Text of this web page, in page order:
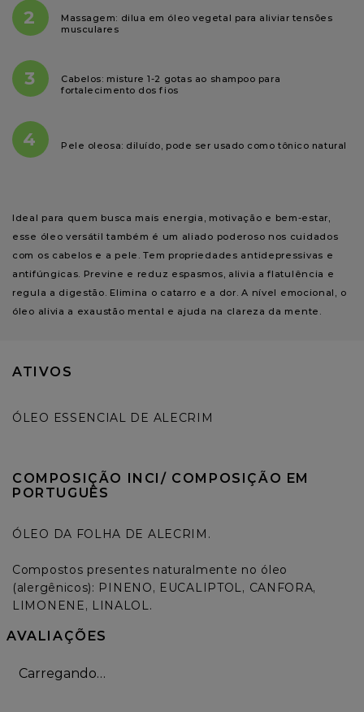
2
Massagem: dilua em óleo vegetal para aliviar tensões
musculares
3
Cabelos: misture 1-2 gotas ao shampoo para
fortalecimento dos fios
4 Pele oleosa: diluído, pode ser usado como tônico natural
Ideal para quem busca mais energia, motivação e bem-estar,
esse óleo versátil também é um aliado poderoso nos cuidados
com os cabelos e a pele. Tem propriedades antidepressivas e
antifúngicas. Previne e reduz espasmos, alivia a flatulência e
regula a digestão. Elimina o catarro e a dor. A nível emocional, o
óleo alivia a exaustão mental e ajuda na clareza da mente.
ATIVOS
ÓLEO ESSENCIAL DE ALECRIM
COMPOSIÇÃO INCI/ COMPOSIÇÃO EM
PORTUGUÊS
ÓLEO DA FOLHA DE ALECRIM.
Compostos presentes naturalmente no óleo
(alergênicos): PINENO, EUCALIPTOL, CANFORA,
LIMONENE, LINALOL.
AVALIAÇÕES
Carregando…